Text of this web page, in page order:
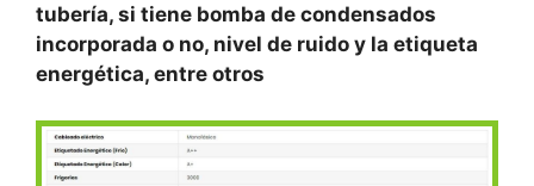
tubería, si tiene bomba de condensados
incorporada o no, nivel de ruido y la etiqueta
energética, entre otros